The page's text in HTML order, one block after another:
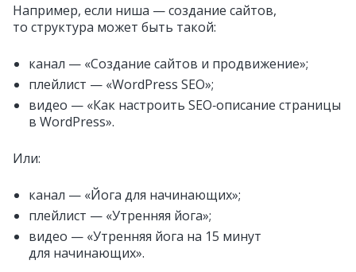
Например, если ниша — создание сайтов,
то структура может быть такой:
канал — «Создание сайтов и продвижение»;
плейлист — «WordPress SEO»;
видео — «Как настроить SEO‑описание страницы
в WordPress».
Или:
канал — «Йога для начинающих»;
плейлист — «Утренняя йога»;
видео — «Утренняя йога на 15 минут
для начинающих».